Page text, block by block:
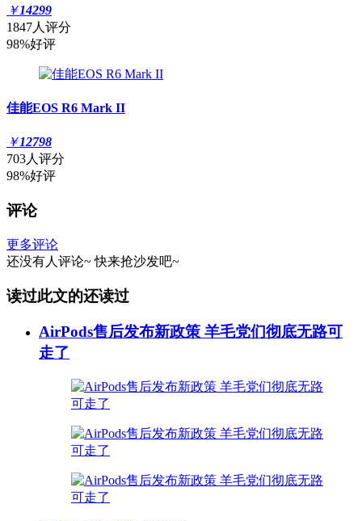
￥14299
1847人评分
98%好评
佳能EOS R6 Mark II
￥12798
703人评分
98%好评
评论
更多评论
还没有人评论~ 快来抢沙发吧~
读过此文的还读过
AirPods售后发布新政策 羊毛党们彻底无路可
走了